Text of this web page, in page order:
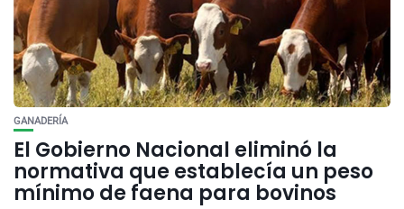
GANADERÍA
El Gobierno Nacional eliminó la
normativa que establecía un peso
mínimo de faena para bovinos